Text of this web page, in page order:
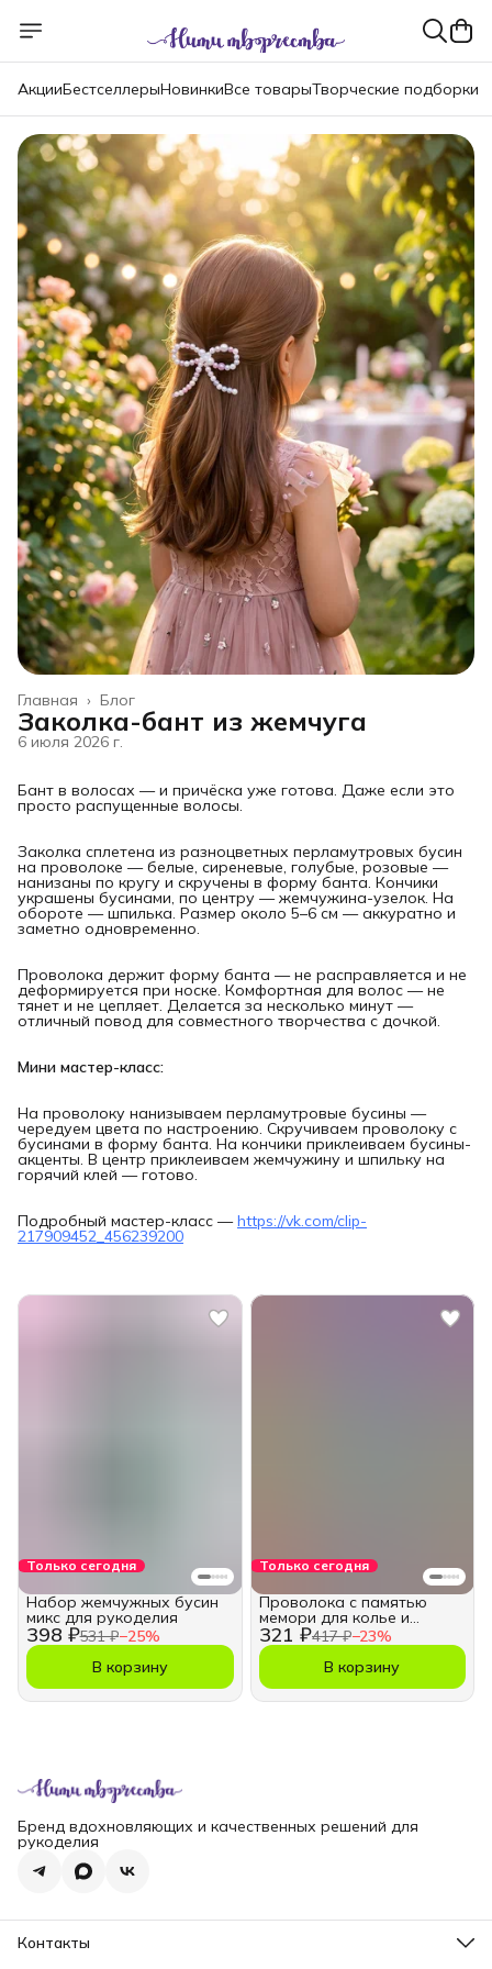
АкцииБестселлерыНовинкиВсе товарыТворческие подборки
Блог
Главная ›
Заколка-бант из жемчуга
6 июля 2026 г.
Бант в волосах — и причёска уже готова. Даже если это
просто распущенные волосы.
Заколка сплетена из разноцветных перламутровых бусин
на проволоке — белые, сиреневые, голубые, розовые —
нанизаны по кругу и скручены в форму банта. Кончики
украшены бусинами, по центру — жемчужина-узелок. На
обороте — шпилька. Размер около 5–6 см — аккуратно и
заметно одновременно.
Проволока держит форму банта — не расправляется и не
деформируется при носке. Комфортная для волос — не
тянет и не цепляет. Делается за несколько минут —
отличный повод для совместного творчества с дочкой.
Мини мастер-класс:
На проволоку нанизываем перламутровые бусины —
чередуем цвета по настроению. Скручиваем проволоку с
бусинами в форму банта. На кончики приклеиваем бусины-
акценты. В центр приклеиваем жемчужину и шпильку на
горячий клей — готово.
Подробный мастер-класс —https://vk.com/clip-
217909452_456239200
Только сегодня
398 ₽531 ₽−25%
Набор жемчужных бусин
микс для рукоделия
В корзину
Только сегодня
321 ₽417 ₽−23%
Проволока с памятью
мемори для колье и
чокеров 0,6 мм
В корзину
Бренд вдохновляющих и качественных решений для
рукоделия
Контакты